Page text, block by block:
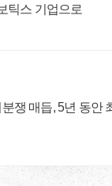
틱스 기업으로
쟁 매듭, 5년 동안